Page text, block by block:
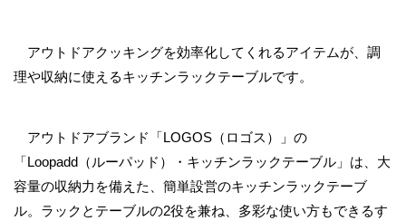
アウトドアクッキングを効率化してくれるアイテムが、調
理や収納に使えるキッチンラックテーブルです。
アウトドアブランド「LOGOS（ロゴス）」の
「Loopadd（ルーパッド）・キッチンラックテーブル」は、大
容量の収納力を備えた、簡単設営のキッチンラックテーブ
ル。ラックとテーブルの2役を兼ね、多彩な使い方もできるす